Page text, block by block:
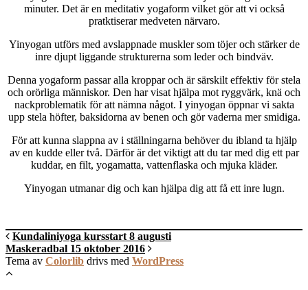
minuter. Det är en meditativ yogaform vilket gör att vi också
pratktiserar medveten närvaro.
Yinyogan utförs med avslappnade muskler som töjer och stärker de
inre djupt liggande strukturerna som leder och bindväv.
Denna yogaform passar alla kroppar och är särskilt effektiv för stela
och orörliga människor. Den har visat hjälpa mot ryggvärk, knä och
nackproblematik för att nämna något. I yinyogan öppnar vi sakta
upp stela höfter, baksidorna av benen och gör vaderna mer smidiga.
För att kunna slappna av i ställningarna behöver du ibland ta hjälp
av en kudde eller två. Därför är det viktigt att du tar med dig ett par
kuddar, en filt, yogamatta, vattenflaska och mjuka kläder.
Yinyogan utmanar dig och kan hjälpa dig att få ett inre lugn.
Kundaliniyoga kursstart 8 augusti
Maskeradbal 15 oktober 2016
Tema av Colorlib drivs med WordPress